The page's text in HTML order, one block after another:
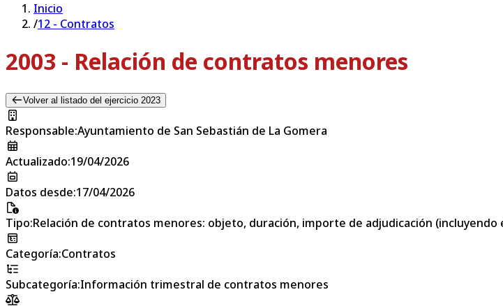
Inicio
/12 - Contratos
2003 - Relación de contratos menores
Volver al listado del ejercicio 2023
Responsable:Ayuntamiento de San Sebastián de La Gomera
Actualizado:19/04/2026
Datos desde:17/04/2026
Tipo:Relación de contratos menores: objeto, duración, importe de adjudicación
Categoría:Contratos
Subcategoría:Información trimestral de contratos menores